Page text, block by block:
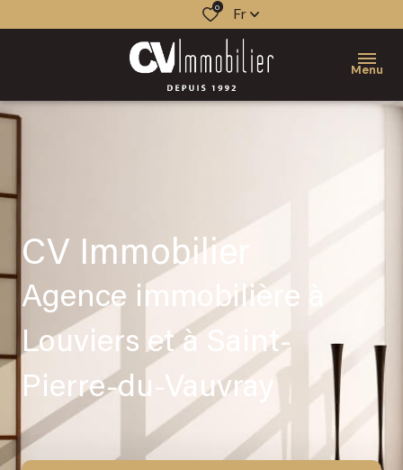
0 Fr
Menu
CV Immobilier
Agence immobilière à
Louviers et à Saint-
Pierre-du-Vauvray